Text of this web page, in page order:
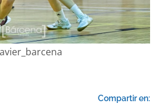
Compartir en: